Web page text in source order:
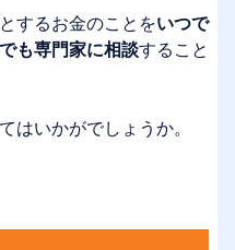
するお金のことをいつで
も専門家に相談すること
はいかがでしょうか。